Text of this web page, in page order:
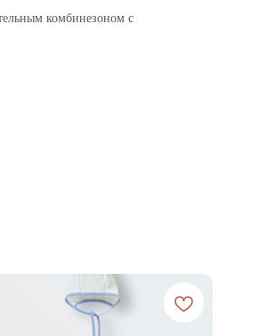
комбинезоном с